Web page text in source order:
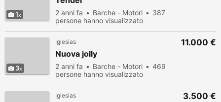
1 2 anni fa Barche - Motori
387
persone hanno visualizzato
3
Iglesias
Nuova jolly
2 anni fa Barche - Motori
469
persone hanno visualizzato
11.000 €
Iglesias 3.500 €